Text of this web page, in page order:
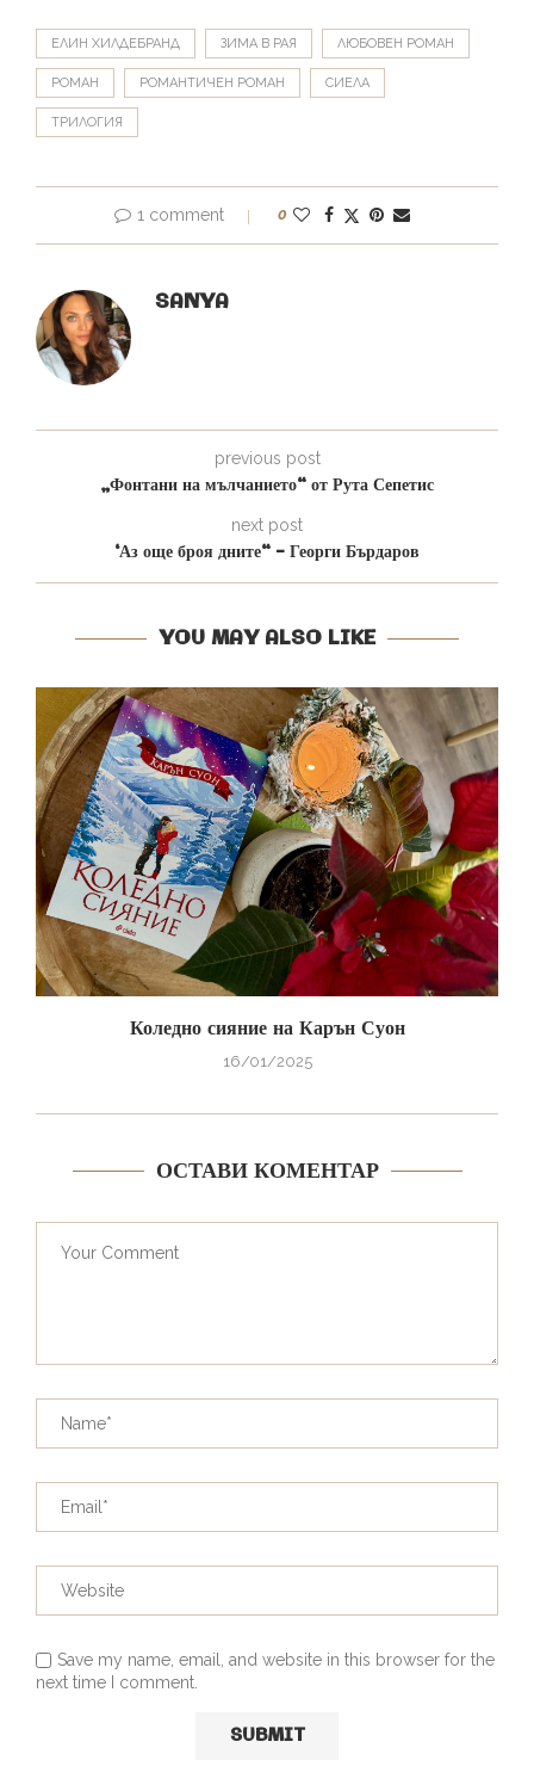
ЕЛИН ХИЛДЕБРАНД ЗИМА В РАЯ ЛЮБОВЕН РОМАН
РОМАН РОМАНТИЧЕН РОМАН СИЕЛА
ТРИЛОГИЯ
1 comment 0
SANYA
previous post
„Фонтани на мълчанието“ от Рута Сепетис
next post
‘Аз още броя дните“ – Георги Бърдаров
YOU MAY ALSO LIKE
Коледно сияние на Карън Суон
16/01/2025
ОСТАВИ КОМЕНТАР
Save my name, email, and website in this browser for the
next time I comment.